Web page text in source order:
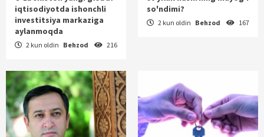
iqtisodiyotda ishonchli
investitsiya markaziga
aylanmoqda
2 kun oldin Behzod 216
so'ndimi?
2 kun oldin Behzod 167